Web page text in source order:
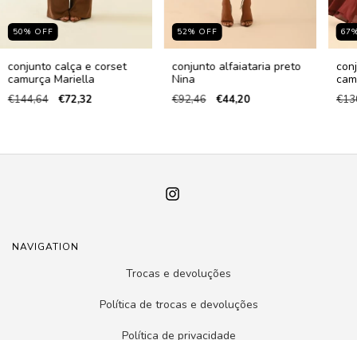
50% OFF
conjunto calça e corset
camurça Mariella
€144,64 €72,32
52% OFF
conjunto alfaiataria preto
Nina
€92,46 €44,20
67
NAVIGATION
Trocas e devoluções
Política de trocas e devoluções
Política de privacidade